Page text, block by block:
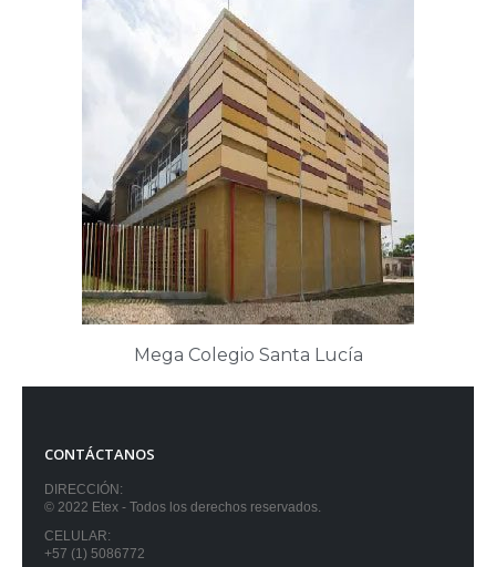
Mega Colegio Santa Lucía
CONTÁCTANOS
DIRECCIÓN:
© 2022 Etex - Todos los derechos reservados.
CELULAR:
+57 (1) 5086772